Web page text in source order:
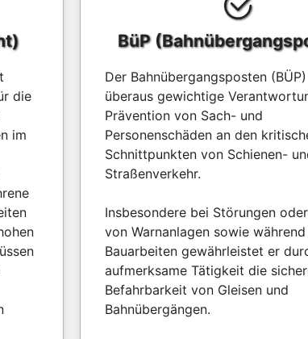
die
im
BüP
Der Bahnübergangsposten
überaus gewichtige
Prävention von Sach- und
Personenschäden an den
Schnittpunkten von Schienen-
Straßenverkehr.
Insbesondere bei Störungen
von Warnanlagen sowie
Bauarbeiten gewährleistet er
aufmerksame Tätigkeit die
Befahrbarkeit von Gleisen und
Bahnübergängen.